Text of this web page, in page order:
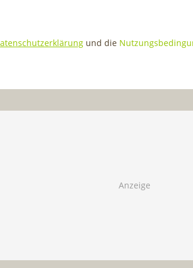
und die